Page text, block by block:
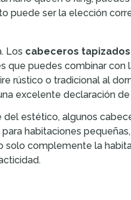
puede ser la elección
Los cabeceros tapizados
que puedes combinar
rústico o tradicional al
excelente declaración de
del estético, algunos
habitaciones
complemente la